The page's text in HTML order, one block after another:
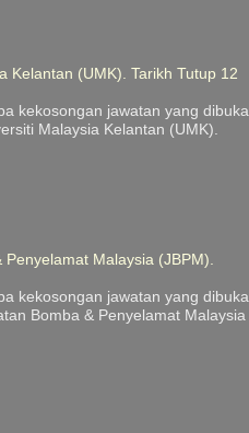
Kelantan (UMK). Tarikh Tutup 12
kekosongan jawatan yang dibuka
Malaysia Kelantan (UMK).
Malaysia (JBPM).
kekosongan jawatan yang dibuka
Bomba & Penyelamat Malaysia